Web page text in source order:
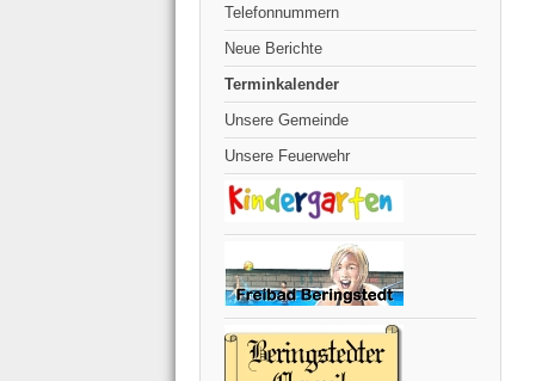
Telefonnummern
Neue Berichte
Terminkalender
Unsere Gemeinde
Unsere Feuerwehr